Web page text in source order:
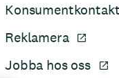
Konsumentkontakt
Reklamera
Jobba hos oss